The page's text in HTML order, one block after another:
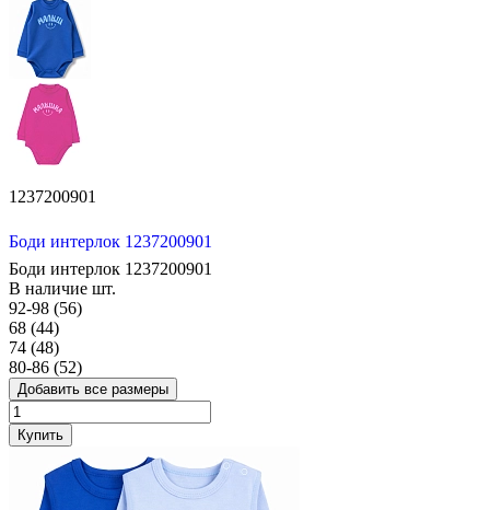
1237200901
Боди интерлок 1237200901
Боди интерлок 1237200901
В наличие шт.
92-98 (56)
68 (44)
74 (48)
80-86 (52)
Добавить все размеры
Купить